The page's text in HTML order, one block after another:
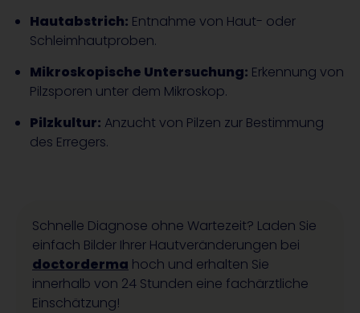
Hautabstrich: Entnahme von Haut- oder
Schleimhautproben.
Mikroskopische Untersuchung: Erkennung von
Pilzsporen unter dem Mikroskop.
Pilzkultur: Anzucht von Pilzen zur Bestimmung
des Erregers.
Schnelle Diagnose ohne Wartezeit? Laden Sie
einfach Bilder Ihrer Hautveränderungen bei
doctorderma hoch und erhalten Sie
innerhalb von 24 Stunden eine fachärztliche
Einschätzung!